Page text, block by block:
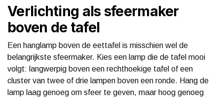
Verlichting als sfeermaker
boven de tafel
Een hanglamp boven de eettafel is misschien wel de
belangrijkste sfeermaker. Kies een lamp die de tafel mooi
volgt: langwerpig boven een rechthoekige tafel of een
cluster van twee of drie lampen boven een ronde. Hang de
lamp laag genoeg om sfeer te geven, maar hoog genoeg